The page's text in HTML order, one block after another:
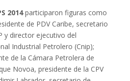
2014participaron figuras como
de PDV Caribe, secretario
y director ejecutivo del
Industrial Petrolero (Cnip);
de la Cámara Petrolera de
Novoa, presidente de la CPV